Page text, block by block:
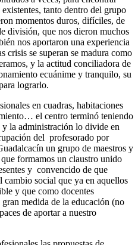
tanto dentro del grupo
momentos duros, difíciles, de
división, que nos dieron muchos
nos aportaron una experiencia
crisis se superan se madura como
y la actitud conciliadora de
ecuánime y tranquilo, su
lograrlo.
en cuadras, habitaciones
el centro terminó teniendo
la administración lo divide en
del profesorado por
un grupo de maestros y
formamos un claustro unido
y convencido de que
social que ya en aquellos
y que como docentes
medida de la educación (no
de aportar a nuestro